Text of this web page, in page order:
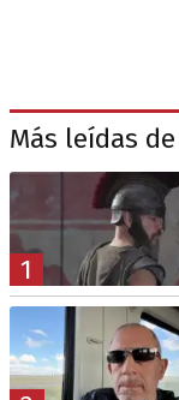
Más leídas
1